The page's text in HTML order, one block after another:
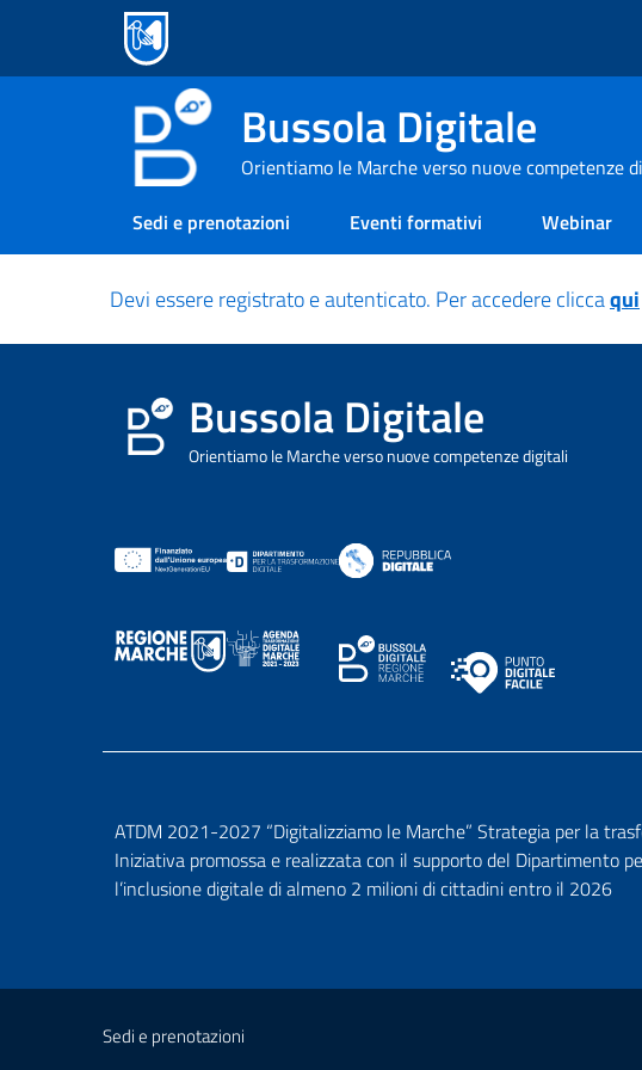
Bussola Digitale
Orientiamo le Marche verso nuove competenze
Sedi e prenotazioni
Eventi formativi Webinar
Devi essere registrato e autenticato. Per accedere cliccaqui
Bussola Digitale
Orientiamo le Marche verso nuove competenze digitali
ATDM 2021-2027 “Digitalizziamo le Marche” Strategia per la
Iniziativa promossa e realizzata con il supporto del Dipartimento
l’inclusione digitale di almeno 2 milioni di cittadini entro il 2026
Sedi e prenotazioni